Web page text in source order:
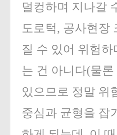
덜컹하며 지나갈
도로턱, 공사현장
질 수 있어 위험
는 건 아니다(물
있으므로 정말 위
중심과 균형을 잡